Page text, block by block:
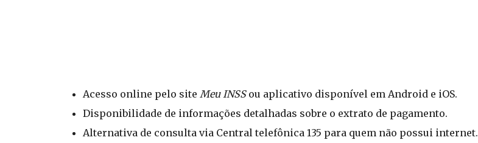
Acesso online pelo site Meu INSSou aplicativo disponível em Android e iOS.
Disponibilidade de informações detalhadas sobre o extrato de pagamento.
Alternativa de consulta via Central telefônica 135 para quem não possui internet.